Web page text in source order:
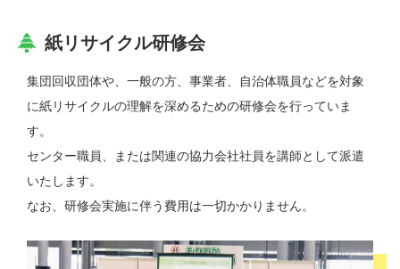
紙リサイクル研修会
集団回収団体や、一般の方、事業者、自治体職員などを対象
に紙リサイクルの理解を深めるための研修会を行っていま
す。
センター職員、または関連の協力会社社員を講師として派遣
いたします。
なお、研修会実施に伴う費用は一切かかりません。